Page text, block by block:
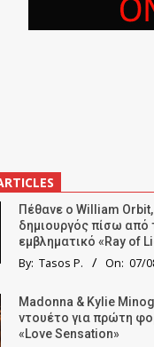
Πέθανε ο William
δημιουργός πίσω από
εμβληματικό «Ray of
By: Tasos P. On: 07/
Madonna & Kylie
ντουέτο για πρώτη
«Love Sensation»